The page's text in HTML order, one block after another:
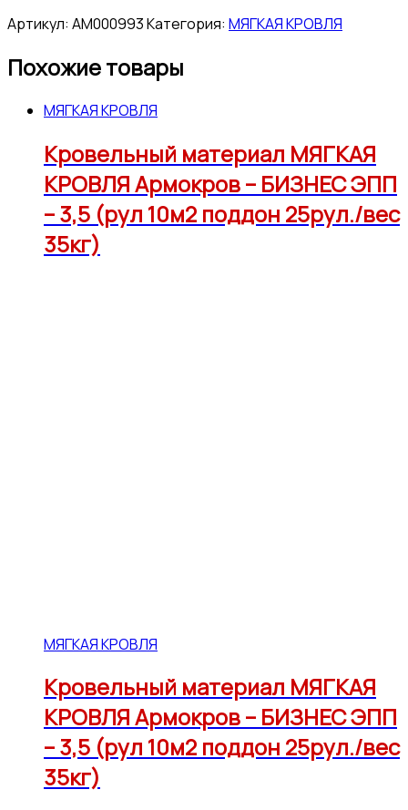
Артикул: АМ000993Категория: МЯГКАЯ КРОВЛЯ
Похожие товары
МЯГКАЯ КРОВЛЯ
Кровельный материал МЯГКАЯ
КРОВЛЯ Армокров – БИЗНЕС ЭПП
– 3,5 (рул 10м2 поддон 25рул./вес
35кг)
МЯГКАЯ КРОВЛЯ
Кровельный материал МЯГКАЯ
КРОВЛЯ Армокров – БИЗНЕС ЭПП
– 3,5 (рул 10м2 поддон 25рул./вес
35кг)